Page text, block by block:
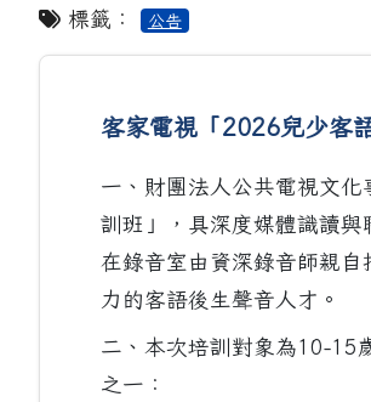
標籤： 公告
客家電視「2026兒少客
一、財團法人公共電視文
訓班」，具深度媒體識讀
在錄音室由資深錄音師親
力的客語後生聲音人才。
二、本次培訓對象為10-15
之一：